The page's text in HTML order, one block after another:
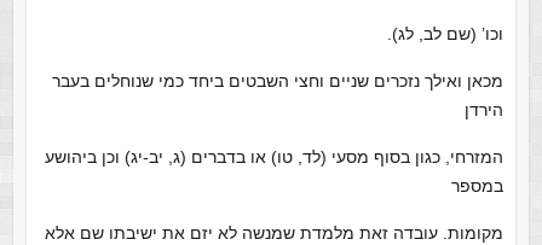
וכו’ (שם לב, לג).
מכאן ואילך נזכרים שניים וחצי השבטים ביחד כמי שנוחלים בעבר
הירדן
המזרחי, כגון בסוף מסעי (לד, טו) או בדברים (ג, יב-יג) וכן ביהושע
במספר
מקומות. עובדה זאת מלמדת שמנשה לא יזם את ישיבתו שם אלא